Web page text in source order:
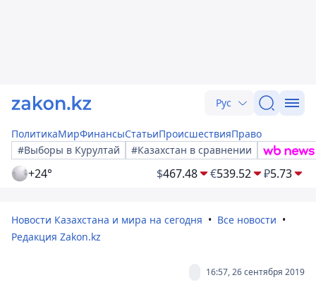
Рус
ПолитикаМирФинансыСтатьиПроисшествияПраво
#Выборы в Курултай
#Казахстан в сравнении
+24° $467.48 €539.52 ₽5.73
Новости Казахстана и мира на сегодня
Все новости
Редакция Zakon.kz
16:57, 26 сентября 2019